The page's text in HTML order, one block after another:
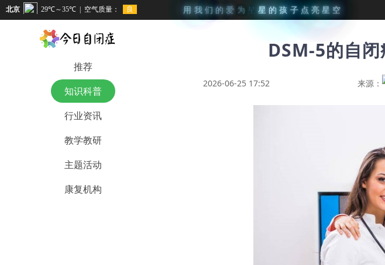
用 我 们 的 爱 为 星 星 的 孩 子 点 亮 星 空
推荐
知识科普
行业资讯
教学教研
主题活动
康复机构
DSM-5的自
2026-06-25 17:52 来源：